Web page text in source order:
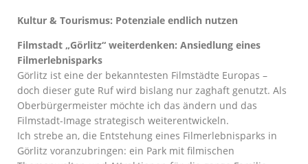
Kultur & Tourismus: Potenziale endlich nutzen
Filmstadt „Görlitz“ weiterdenken: Ansiedlung eines
Filmerlebnisparks
Görlitz ist eine der bekanntesten Filmstädte Europas –
doch dieser gute Ruf wird bislang nur zaghaft genutzt. Als
Oberbürgermeister möchte ich das ändern und das
Filmstadt-Image strategisch weiterentwickeln.
Ich strebe an, die Entstehung eines Filmerlebnisparks in
Görlitz voranzubringen: ein Park mit filmischen